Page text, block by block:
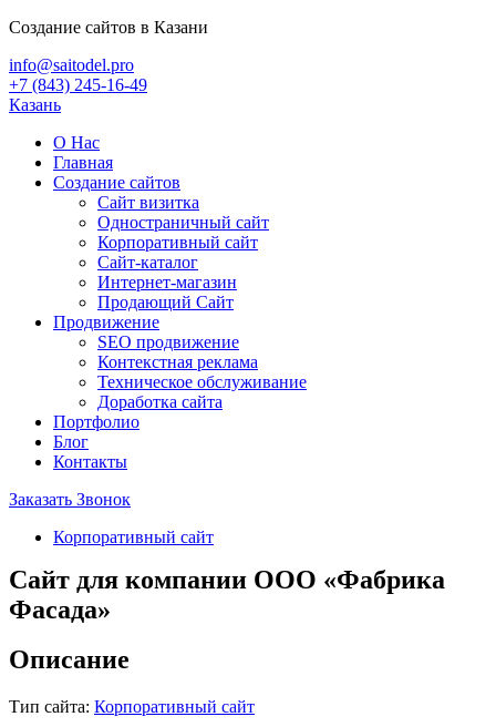
Создание сайтов в Казани
info@saitodel.pro
+7 (843) 245-16-49
Казань
О Нас
Главная
Создание сайтов
Сайт визитка
Одностраничный сайт
Корпоративный сайт
Сайт-каталог
Интернет-магазин
Продающий Сайт
Продвижение
SEO продвижение
Контекстная реклама
Техническое обслуживание
Доработка сайта
Портфолио
Блог
Контакты
Заказать Звонок
Корпоративный сайт
Сайт для компании ООО «Фабрика
Фасада»
Описание
Тип сайта: Корпоративный сайт